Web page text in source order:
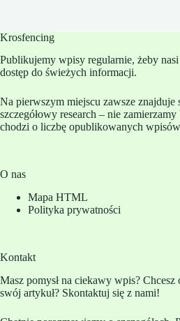
Krosfencing
Publikujemy wpisy regularnie, żeby
dostęp do świeżych informacji.
Na pierwszym miejscu zawsze znajduje
szczegółowy research – nie
chodzi o liczbę opublikowanych
O nas
Mapa HTML
Polityka prywatności
Kontakt
Masz pomysł na ciekawy wpis?
swój artykuł? Skontaktuj się z nami!